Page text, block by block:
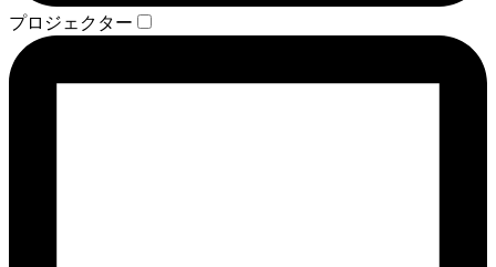
プロジェクター